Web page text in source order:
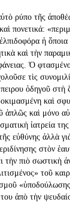
ρύπο τῆς
πονετικά:
ἡ ὅποια
καὶ τὴν
Ὁ
τὶς
ὁδηγοῦ
καὶ
ἁπλῶς καὶ μόνο
ἰατρεία της
εὐθύνης ἀλλὰ
στὸν
τὴν πιὸ σωστικὴ
τοῦ
ἀπὸ τὴν